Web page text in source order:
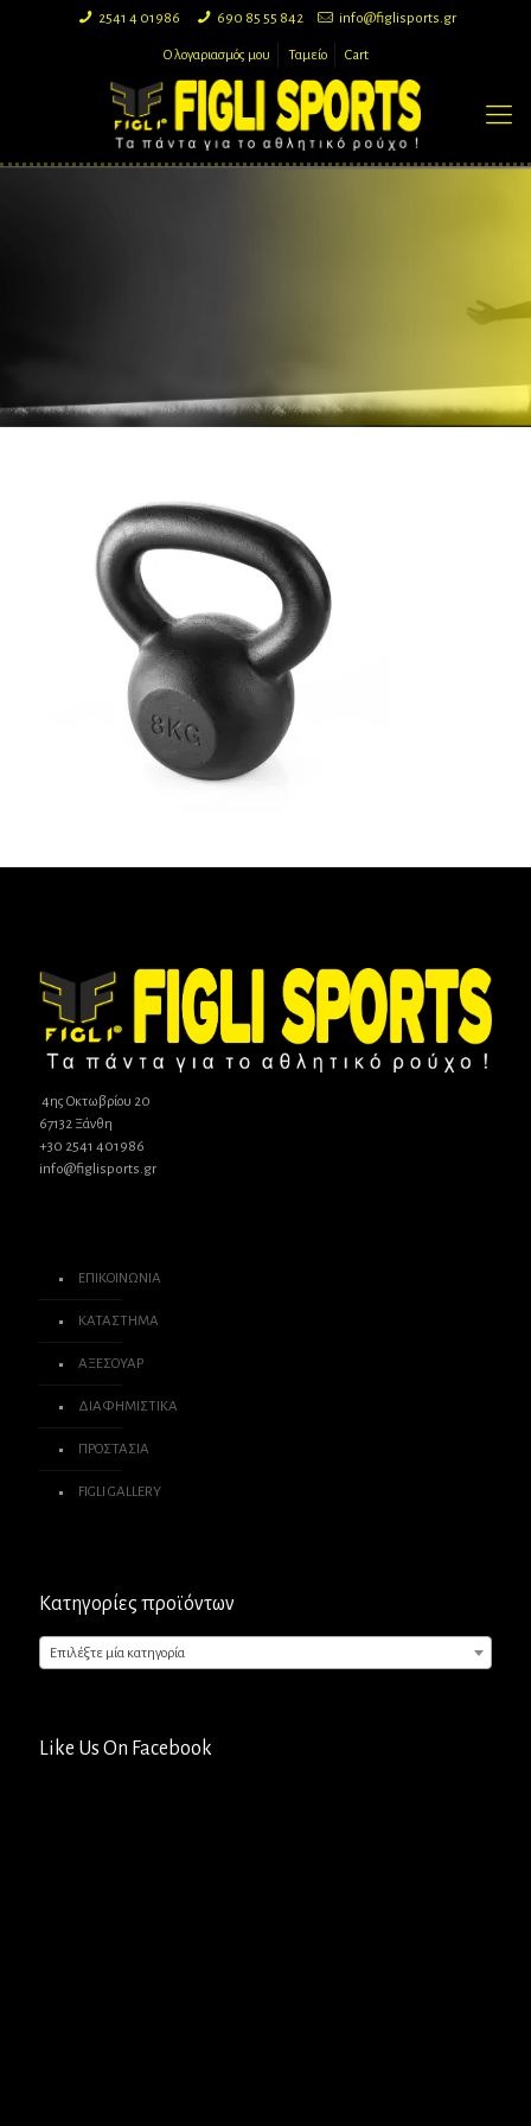
2541 4 01986 690 85 55 842 info@figlisports.gr
Ο λογαριασμός μου Ταμείο Cart
4ης Οκτωβρίου 20
67132 Ξάνθη
+30 2541 401986
info@figlisports.gr
ΕΠΙΚΟΙΝΩΝΙΑ
ΚΑΤΑΣΤΗΜΑ
ΑΞΕΣΟΥΑΡ
ΔΙΑΦΗΜΙΣΤΙΚΑ
ΠΡΟΣΤΑΣΙΑ
FIGLI GALLERY
Κατηγορίες προϊόντων
Επιλέξτε μία κατηγορία
Like Us On Facebook